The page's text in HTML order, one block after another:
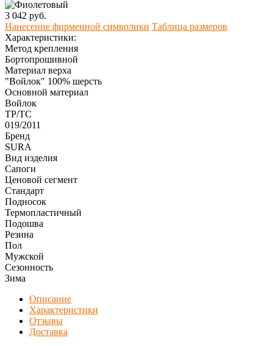
3 042 руб.
Нанесение фирменной символики Таблица размеров
Характеристики:
Метод крепления
Бортопрошивной
Материал верха
"Войлок" 100% шерсть
Оcновной материал
Войлок
ТР/ТС
019/2011
Бренд
SURA
Вид изделия
Сапоги
Ценовой сегмент
Стандарт
Подносок
Термопластичный
Подошва
Резина
Пол
Мужской
Сезонность
Зима
Описание
Характеристики
Отзывы
Доставка